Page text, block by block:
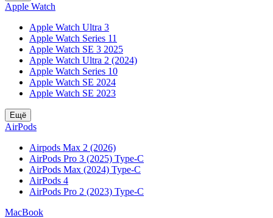
Apple Watch
Apple Watch Ultra 3
Apple Watch Series 11
Apple Watch SE 3 2025
Apple Watch Ultra 2 (2024)
Apple Watch Series 10
Apple Watch SE 2024
Apple Watch SE 2023
Ещё
AirPods
Airpods Max 2 (2026)
AirPods Pro 3 (2025) Type-C
AirPods Max (2024) Type-C
AirPods 4
AirPods Pro 2 (2023) Type-C
MacBook